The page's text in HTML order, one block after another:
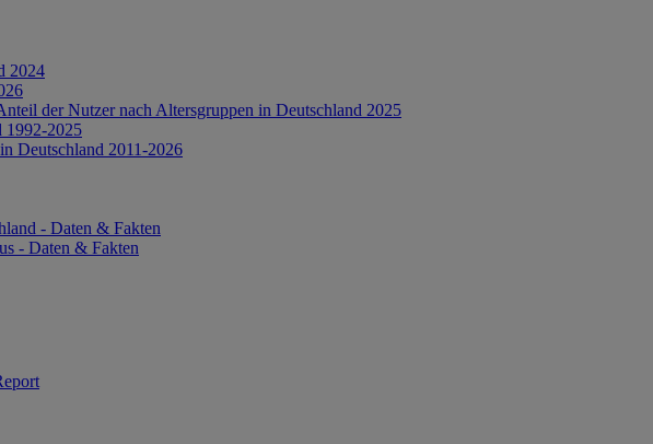
2024
der Nutzer nach Altersgruppen in Deutschland 2025
1992-2025
Deutschland 2011-2026
- Daten & Fakten
- Daten & Fakten